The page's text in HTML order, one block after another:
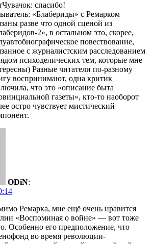
спасибо!
«Блабериды» с Ремарком
разве что одной сценой из
2», в остальном это, скорее,
повествование,
с журналистским расследованием
психоделических тем, которые мне
Разные читатели по-разному
воспринимают, одна критик
что это «описание быта
газеты», кто-то наоборот
остро чувствует мистический
ODiN:
Ремарка, мне ещё очень нравится
«Воспоминая о войне» — вот тоже
Особенно его предположение, что
во время революции-